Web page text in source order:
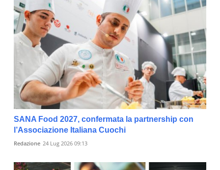
SANA Food 2027, confermata la partnership con
l’Associazione Italiana Cuochi
Redazione 24 Lug 2026 09:13